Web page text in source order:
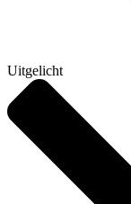
Uitgelicht